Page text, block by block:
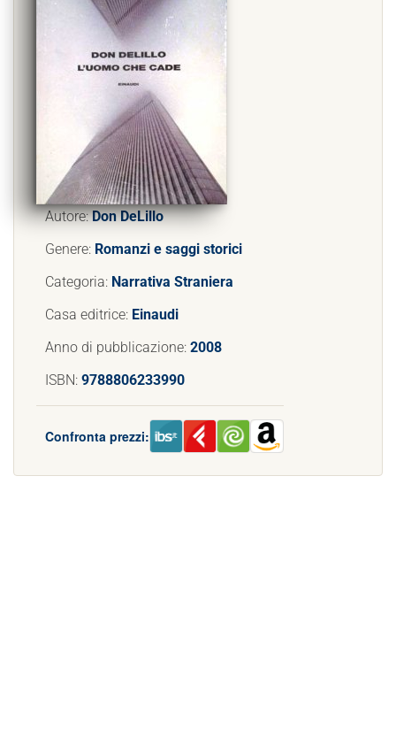
Autore:Don DeLillo
Genere: Romanzi e saggi storici
Categoria: Narrativa Straniera
Casa editrice: Einaudi
Anno di pubblicazione: 2008
ISBN: 9788806233990
Confronta prezzi: